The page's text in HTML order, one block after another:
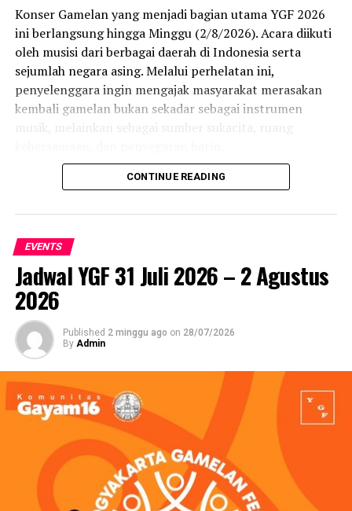
Konser Gamelan yang menjadi bagian utama YGF 2026
ini berlangsung hingga Minggu (2/8/2026). Acara diikuti
oleh musisi dari berbagai daerah di Indonesia serta
sejumlah negara asing. Melalui perhelatan ini,
penyelenggara ingin mengajak masyarakat merasakan
kembali gamelan bukan sekadar sebagai instrumen
musik, melainkan sebagai sumber sukacita, ruang
Penampilan Compagnie Kotekan menjadi salah satu
gamelan Jawa dengan elemen musik Barat, menciptakan
harmoni yang segar sekaligus tetap menghormati akar
tradisi. Penonton yang hadir di Plaza Ngasem tampak
antusias menyaksikan kolaborasi lintas budaya tersebut.
Yogyakarta Gamelan Festival 2026 kembali menegaskan
posisinya sebagai ajang pertemuan seniman gamelan
dari dalam dan luar negeri. Selain konser, festival ini juga
menjadi ruang dialog budaya yang mempertemukan
generasi muda dengan warisan musik tradisional
Indonesia.
CONTINUE READING
EVENTS
Jadwal YGF 31 Juli 2026 – 2 Agustus
2026
Published 2 minggu ago on 28/07/2026
By Admin